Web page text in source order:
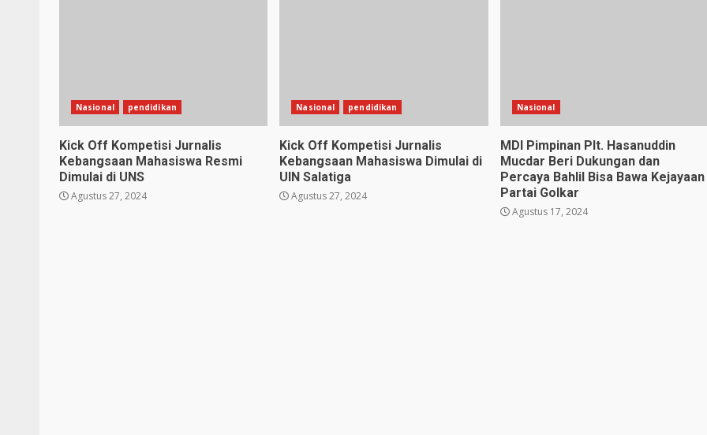
Nasional pendidikan
Kick Off Kompetisi Jurnalis
Kebangsaan Mahasiswa Resmi
Dimulai di UNS
Agustus 27, 2024
Nasional pendidikan
Kick Off Kompetisi Jurnalis
Kebangsaan Mahasiswa Dimulai di
UIN Salatiga
Agustus 27, 2024
Nasional
MDI Pimpinan Plt. Hasanuddin
Mucdar Beri Dukungan dan
Percaya Bahlil Bisa Bawa Kejayaan
Partai Golkar
Agustus 17, 2024